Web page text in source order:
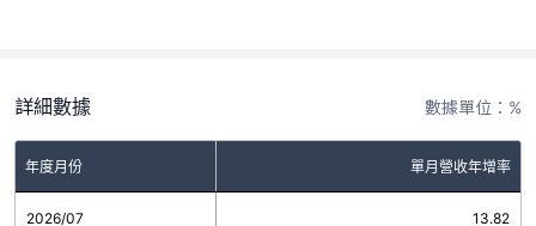
詳細數據 數據單位：%
年度月份 單月營收年增率
2026/07 13.82